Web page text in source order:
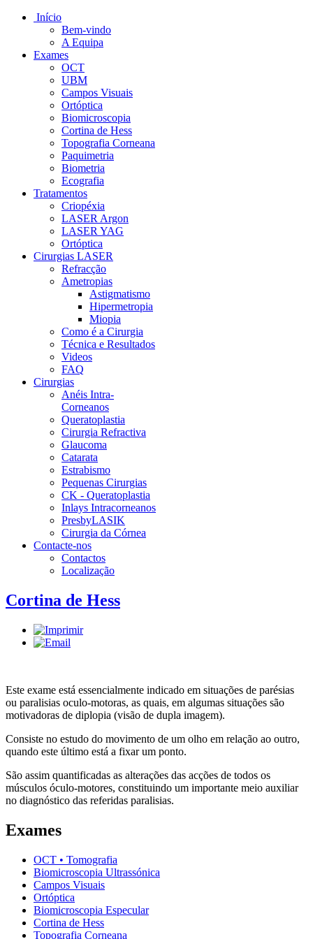
Início
Bem-vindo
A Equipa
Exames
OCT
UBM
Campos Visuais
Ortóptica
Biomicroscopia
Cortina de Hess
Topografia Corneana
Paquimetria
Biometria
Ecografia
Tratamentos
Criopéxia
LASER Argon
LASER YAG
Ortóptica
Cirurgias LASER
Refracção
Ametropias
Astigmatismo
Hipermetropia
Miopia
Como é a Cirurgia
Técnica e Resultados
Videos
FAQ
Cirurgias
Anéis Intra-
Corneanos
Queratoplastia
Cirurgia Refractiva
Glaucoma
Catarata
Estrabismo
Pequenas Cirurgias
CK - Queratoplastia
Inlays Intracorneanos
PresbyLASIK
Cirurgia da Córnea
Contacte-nos
Contactos
Localização
Cortina de Hess
Este exame está essencialmente indicado em situações de parésias
ou paralisias oculo-motoras, as quais, em algumas situações são
motivadoras de diplopia (visão de dupla imagem).
Consiste no estudo do movimento de um olho em relação ao outro,
quando este último está a fixar um ponto.
São assim quantificadas as alterações das acções de todos os
músculos óculo-motores, constituindo um importante meio auxiliar
no diagnóstico das referidas paralisias.
Exames
OCT • Tomografia
Biomicroscopia Ultrassónica
Campos Visuais
Ortóptica
Biomicroscopia Especular
Cortina de Hess
Topografia Corneana